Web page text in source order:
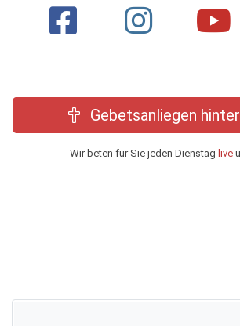
Gebetsanliegen
Wir beten für Sie jeden Dienstag live